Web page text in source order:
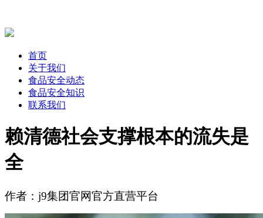
首页
关于我们
食品安全动态
食品安全知识
联系我们
赖清德社会支撑根本的流失是
全
作者：j9集团官网官方直营平台